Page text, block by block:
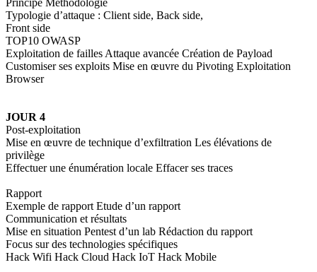
Principe Méthodologie
Typologie d’attaque : Client side, Back side,
Front side
TOP10 OWASP
Exploitation de failles Attaque avancée Création de Payload
Customiser ses exploits Mise en œuvre du Pivoting Exploitation
Browser
JOUR 4
Post-exploitation
Mise en œuvre de technique d’exfiltration Les élévations de
privilège
Effectuer une énumération locale Effacer ses traces
Rapport
Exemple de rapport Etude d’un rapport
Communication et résultats
Mise en situation Pentest d’un lab Rédaction du rapport
Focus sur des technologies spécifiques
Hack Wifi Hack Cloud Hack IoT Hack Mobile